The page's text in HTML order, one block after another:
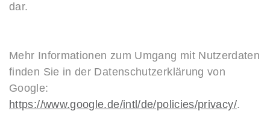
dar.
Mehr Informationen zum Umgang mit Nutzerdaten
finden Sie in der Datenschutzerklärung von
Google:
https://www.google.de/intl/de/policies/privacy/.